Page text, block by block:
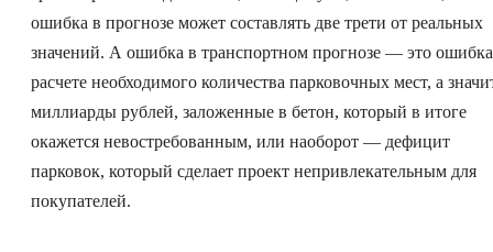
ошибка в прогнозе может составлять две трети от реальных
значений. А ошибка в транспортном прогнозе — это
расчете необходимого количества парковочных мест, а
миллиарды рублей, заложенные в бетон, который в итоге
окажется невостребованным, или наоборот — дефицит
парковок, который сделает проект непривлекательным для
покупателей.